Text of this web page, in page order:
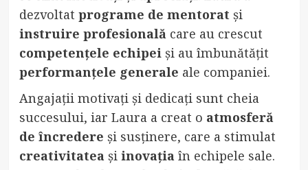
dezvoltat programe de mentorat și
instruire profesionalăcare au crescut
competențele echipeiși au îmbunătățit
performanțele generale ale companiei.
Angajații motivați și dedicați sunt cheia
succesului, iar Laura a creat o atmosferă
de încredere și susținere, care a stimulat
creativitateași inovațiaîn echipele sale.